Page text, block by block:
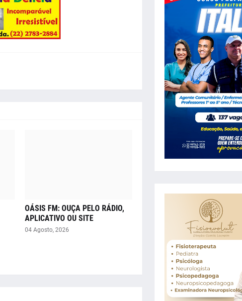
OÁSIS FM: OUÇA PELO RÁDIO,
APLICATIVO OU SITE
04 Agosto, 2026